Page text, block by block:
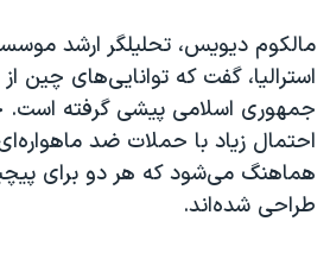
مالکوم دیویس، تحلیلگر ارشد
استرالیا، گفت که توانایی‌های چین
جمهوری اسلامی پیشی گرفته
احتمال زیاد با حملات ضد
هماهنگ می‌شود که هر دو برای
طراحی شده‌اند.